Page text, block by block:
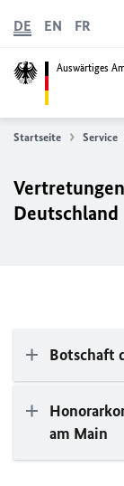
Auswärtiges
DE EN FR
Startseite Service
Deutschland
Botschaft
am Main